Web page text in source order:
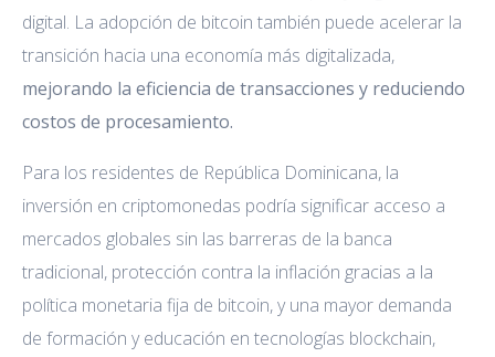
digital. La adopción de bitcoin también puede acelerar la
transición hacia una economía más digitalizada,
mejorando la eficiencia de transacciones y reduciendo
costos de procesamiento.
Para los residentes de República Dominicana, la
inversión en criptomonedas podría significar acceso a
mercados globales sin las barreras de la banca
tradicional, protección contra la inflación gracias a la
política monetaria fija de bitcoin, y una mayor demanda
de formación y educación en tecnologías blockchain,